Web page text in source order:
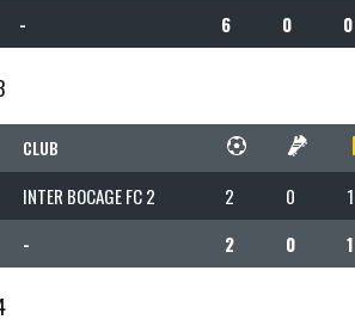
- 6 0 0
CLUB
INTER BOCAGE FC 2 2 0 1
- 2 0 1